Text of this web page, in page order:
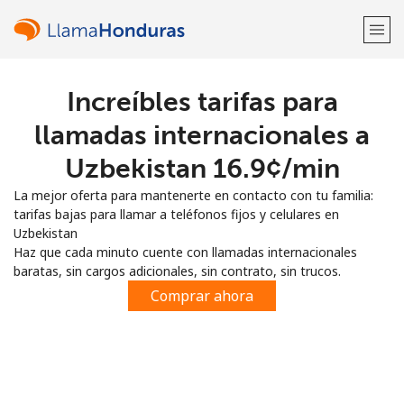
¡Bienvenido!
Regístrate con
o
Increíbles tarifas para
llamadas internacionales a
Uzbekistan ⁦16.9¢⁩/min
La mejor oferta para mantenerte en contacto con tu familia:
tarifas bajas para llamar a teléfonos fijos y celulares en
Uzbekistan
Haz que cada minuto cuente con llamadas internacionales
baratas, sin cargos adicionales, sin contrato, sin trucos.
Comprar ahora